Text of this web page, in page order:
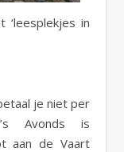
in
je niet per
Avonds is
aan de Vaart